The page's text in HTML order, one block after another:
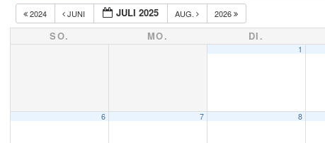
2024 JUNI JULI 2025 AUG. 2026
SO. MO. DI.
1
6 7 8